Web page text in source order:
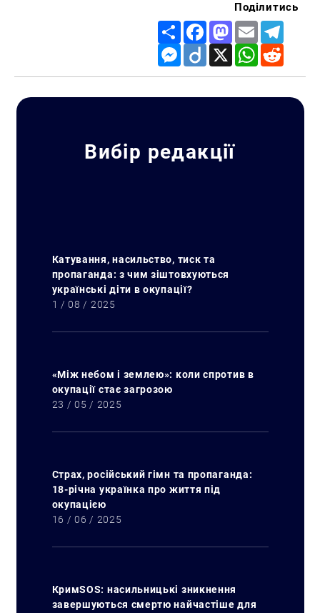
Поділитись
Share FacebookMastodon
Email
Messenger
Diigo X WhatsApp
Вибір редакції
Катування, насильство, тиск та
пропаганда: з чим зіштовхуються
українські діти в окупації?
1 / 08 / 2025
«Між небом і землею»: коли спротив в
окупації стає загрозою
23 / 05 / 2025
Страх, російський гімн та пропаганда:
18-річна українка про життя під
окупацією
16 / 06 / 2025
КримSOS: насильницькі зникнення
завершуються смертю найчастіше для